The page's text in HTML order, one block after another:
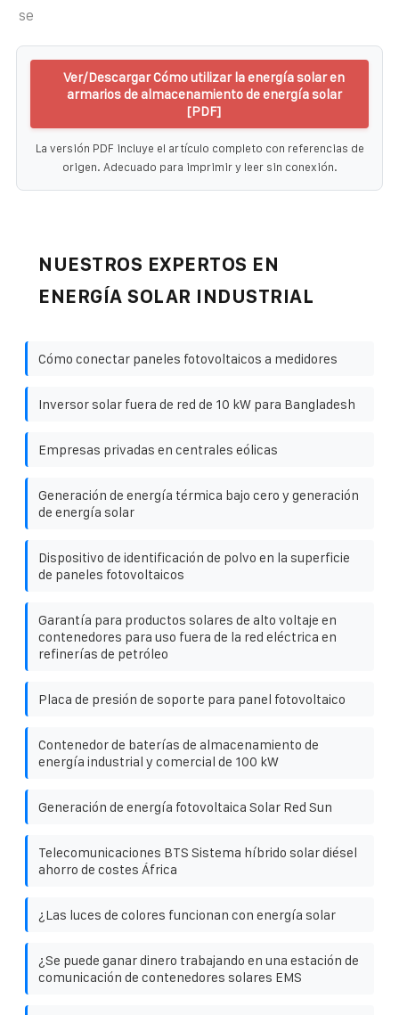
se
Ver/Descargar Cómo utilizar la energía solar en
armarios de almacenamiento de energía solar
[PDF]
La versión PDF incluye el artículo completo con referencias de
origen. Adecuado para imprimir y leer sin conexión.
NUESTROS EXPERTOS EN
ENERGÍA SOLAR INDUSTRIAL
Cómo conectar paneles fotovoltaicos a medidores
Inversor solar fuera de red de 10 kW para Bangladesh
Empresas privadas en centrales eólicas
Generación de energía térmica bajo cero y generación
de energía solar
Dispositivo de identificación de polvo en la superficie
de paneles fotovoltaicos
Garantía para productos solares de alto voltaje en
contenedores para uso fuera de la red eléctrica en
refinerías de petróleo
Placa de presión de soporte para panel fotovoltaico
Contenedor de baterías de almacenamiento de
energía industrial y comercial de 100 kW
Generación de energía fotovoltaica Solar Red Sun
Telecomunicaciones BTS Sistema híbrido solar diésel
ahorro de costes África
¿Las luces de colores funcionan con energía solar
¿Se puede ganar dinero trabajando en una estación de
comunicación de contenedores solares EMS